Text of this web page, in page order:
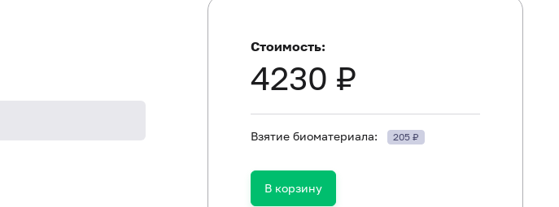
Не курить в течение 30 минут до исследования.
Стоимость:
4230 ₽
Взятие биоматериала: 205 ₽
В корзину